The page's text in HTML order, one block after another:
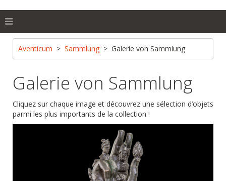
Aventicum Sammlung Galerie von Sammlung
Galerie von Sammlung
Cliquez sur chaque image et découvrez une sélection d’objets
parmi les plus importants de la collection !